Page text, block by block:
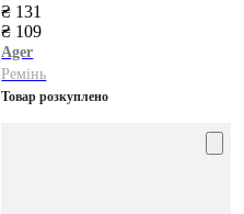
₴ 131
₴ 109
Ager
Ремінь
Товар розкуплено